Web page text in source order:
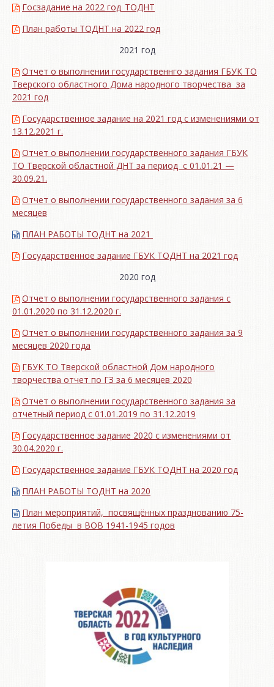
Госзадание на 2022 год_ТОДНТ
План работы ТОДНТ на 2022 год
2021 год
Отчет о выполнении государственнго задания ГБУК ТО
Тверского областного Дома народного творчества за
2021 год
Государственное задание на 2021 год с изменениями от
13.12.2021 г.
Отчет о выполнении государственного задания ГБУК
ТО Тверской областной ДНТ за период с 01.01.21 —
30.09.21.
Отчет о выполнении государственного задания за 6
месяцев
ПЛАН РАБОТЫ ТОДНТ на 2021
Государственное задание ГБУК ТОДНТ на 2021 год
2020 год
Отчет о выполнении государственного задания с
01.01.2020 по 31.12.2020 г.
Отчет о выполнении государственного задания за 9
месяцев 2020 года
ГБУК ТО Тверской областной Дом народного
творчества отчет по ГЗ за 6 месяцев 2020
Отчет о выполнении государственного задания за
отчетный период с 01.01.2019 по 31.12.2019
Государственное задание 2020 с изменениями от
30.04.2020 г.
Государственное задание ГБУК ТОДНТ на 2020 год
ПЛАН РАБОТЫ ТОДНТ на 2020
План мероприятий, посвящённых празднованию 75-
летия Победы в ВОВ 1941-1945 годов